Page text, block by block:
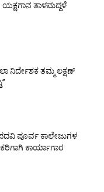
ತಾಳಮದ್ದಳೆ
ನಿರ್ದೇಶಕ ತಮ್ಮ ಲಕ್ಷಣ್
ಪೂರ್ವ ಕಾಲೇಜುಗಳ
ಕಾರ್ಯಾಗಾರ